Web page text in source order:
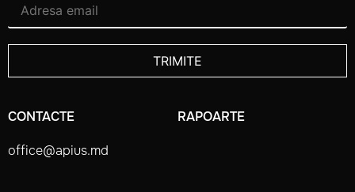
CONTACTE
office@apius.md
RAPOARTE